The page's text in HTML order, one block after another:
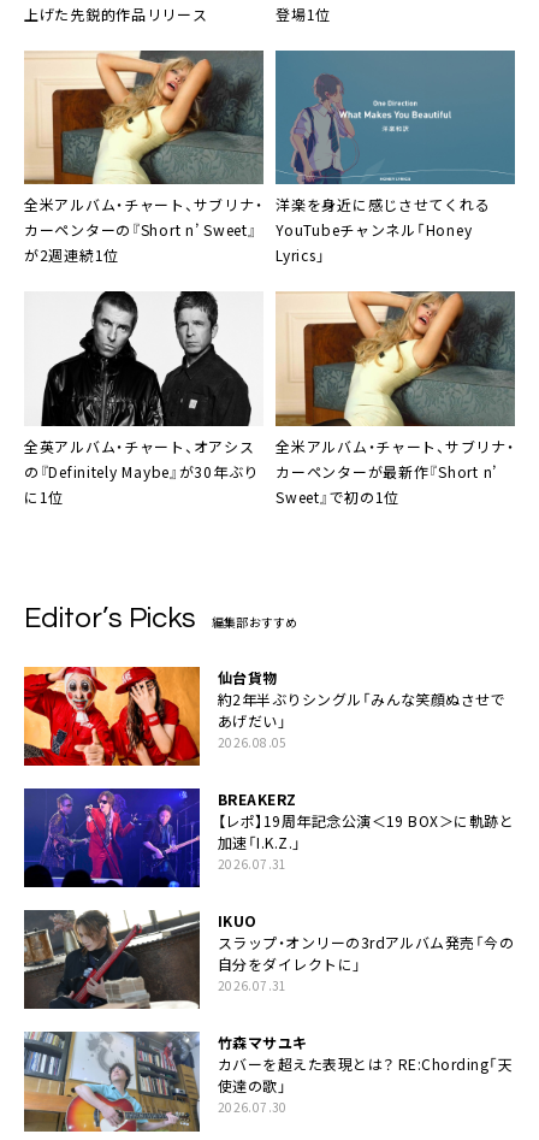
上げた先鋭的作品リリース
登場1位
全米アルバム・チャート、サブリナ・
カーペンターの『Short n’ Sweet』
が2週連続1位
洋楽を身近に感じさせてくれる
YouTubeチャンネル「Honey
Lyrics」
全英アルバム・チャート、オアシス
の『Definitely Maybe』が30年ぶり
に1位
全米アルバム・チャート、サブリナ・
カーペンターが最新作『Short n’
Sweet』で初の1位
Editor’s Picks 編集部おすすめ
仙台貨物
約2年半ぶりシングル「みんな笑顔ぬさせで
あげだい」
2026.08.05
BREAKERZ
【レポ】19周年記念公演＜19 BOX＞に軌跡と
加速「I.K.Z.」
2026.07.31
IKUO
スラップ・オンリーの3rdアルバム発売「今の
自分をダイレクトに」
2026.07.31
竹森マサユキ
カバーを超えた表現とは？ RE:Chording「天
使達の歌」
2026.07.30